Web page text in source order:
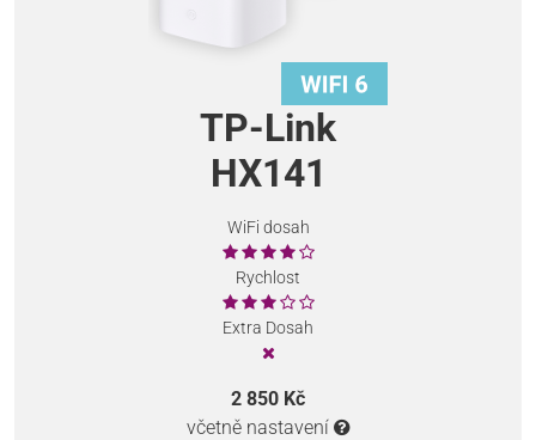
TP-Link
HX141
WiFi dosah
Rychlost
Extra Dosah
2 850 Kč
včetně nastavení